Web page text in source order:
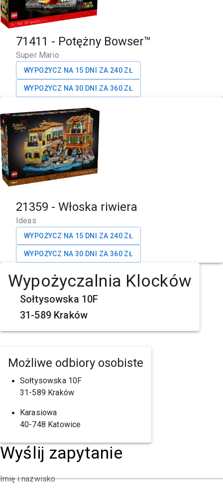
71411 - Potężny Bowser™
Super Mario
WYPOŻYCZ NA 15 DNI ZA 240 ZŁ
WYPOŻYCZ NA 30 DNI ZA 360 ZŁ
21359 - Włoska riwiera
Ideas
WYPOŻYCZ NA 15 DNI ZA 240 ZŁ
WYPOŻYCZ NA 30 DNI ZA 360 ZŁ
Wypożyczalnia Klocków
Sołtysowska 10F
31-589 Kraków
Możliwe odbiory osobiste
Sołtysowska 10F
31-589 Kraków
Karasiowa
40-748 Katowice
Wyślij zapytanie
Imię i nazwisko